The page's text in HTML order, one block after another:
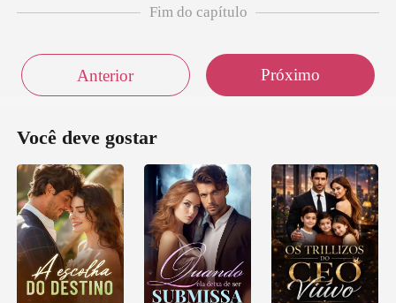
Fim do capítulo
Anterior Próximo
Você deve gostar